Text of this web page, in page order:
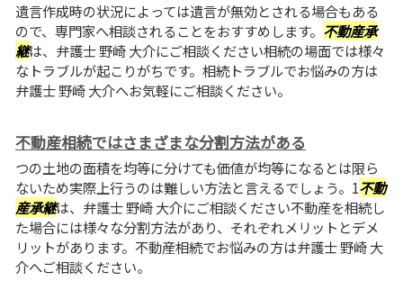
遺言作成時の状況によっては遺言が無効とされる場合もある
ので、専門家へ相談されることをおすすめします。 不動産承
継は、弁護士 野崎 大介にご相談ください相続の場面では様々
なトラブルが起こりがちです。相続トラブルでお悩みの方は
弁護士 野崎 大介へお気軽にご相談ください。
不動産相続ではさまざまな分割方法がある
つの土地の面積を均等に分けても価値が均等になるとは限ら
ないため実際上行うのは難しい方法と言えるでしょう。1不動
産承継は、弁護士 野崎 大介にご相談ください不動産を相続し
た場合には様々な分割方法があり、それぞれメリットとデメ
リットがあります。不動産相続でお悩みの方は弁護士 野崎 大
介へご相談ください。